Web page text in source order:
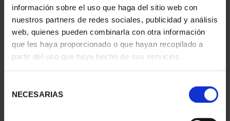
información sobre el uso que haga del sitio web con
nuestros partners de redes sociales, publicidad y análisis
web, quienes pueden combinarla con otra información
que les haya proporcionado o que hayan recopilado a
partir del uso que haya hecho de sus servicios.
NECESARIAS
73,00 €